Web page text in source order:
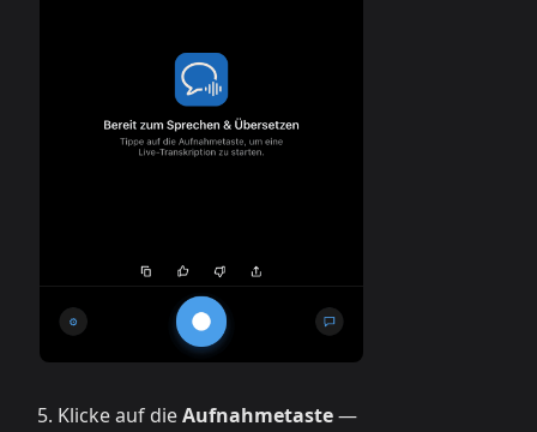
Klicke auf dieAufnahmetaste—